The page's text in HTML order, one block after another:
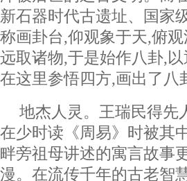
新石器时代古遗址、国
称画卦台,仰观象于天,俯
远取诸物,于是始作八卦,
在这里参悟四方,画出了八
地杰人灵。王瑞民得先
在少时读《周易》时被其
畔旁祖母讲述的寓言故事
漫。在流传千年的古老智